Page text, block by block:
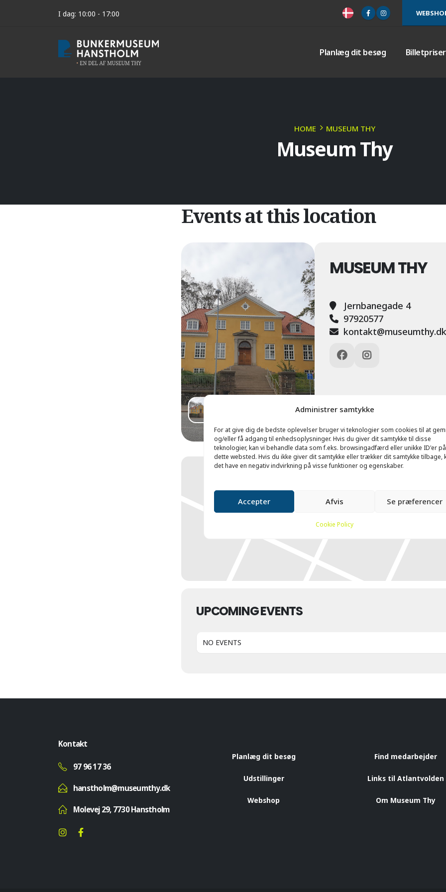
Administrer samtykke
For at give dig de bedste oplevelser bruger vi teknologier som cookies til at
og/eller få adgang til enhedsoplysninger. Hvis du giver dit samtykke til disse
teknologier, kan vi behandle data som f.eks. browsingadfærd eller unikke ID'er på
dette websted. Hvis du ikke giver dit samtykke eller trækker dit samtykke tilbage,
det have en negativ indvirkning på visse funktioner og egenskaber.
Accepter Afvis Se præferencer
Cookie Policy
I dag: 10:00 - 17:00
Planlæg dit besøg
HOME MUSEUM THY
Museum Thy
Events at this location
MUSEUM THY
Jernbanegade 4
97920577
kontakt@museumthy.dk
UPCOMING EVENTS
NO EVENTS
Kontakt
97 96 17 36
hanstholm@museumthy.dk
Molevej 29, 7730 Hanstholm
Planlæg dit besøg
Udstillinger
Webshop
Find medarbejder
Links til Atlantvolden
Om Museum Thy